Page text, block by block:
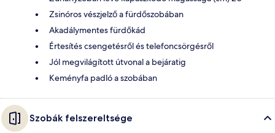
Zsinóros vészjelző a fürdőszobában
Akadálymentes fürdőkád
Értesítés csengetésről és telefoncsörgésről
Jól megvilágított útvonal a bejáratig
Keményfa padló a szobában
Szobák felszereltsége